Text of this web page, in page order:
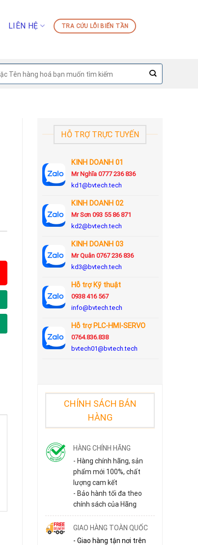
LIÊN HỆ TRA CỨU LỖI BIẾN TẦN
HỖ TRỢ TRỰC TUYẾN
KINH DOANH 01
Mr Nghĩa 0777 236 836
kd1@bvtech.tech
KINH DOANH 02
Mr Sơn093 55 86 871
kd2@bvtech.tech
KINH DOANH 03
Mr Quân 0767 236 836
kd3@bvtech.tech
Hỗ trợ Kỹ thuật
0938 416 567
info@bvtech.tech
Hỗ trợ PLC-HMI-SERVO
0764.836.838
bvtech01@bvtech.tech
CHÍNH SÁCH BÁN
HÀNG
HÀNG CHÍNH HÃNG
- Hàng chính hãng, sản
phẩm mới 100%, chất
lượng cam kết
- Bảo hành tối đa theo
chính sách của Hãng
GIAO HÀNG TOÀN QUỐC
- Giao hàng tận nơi trên